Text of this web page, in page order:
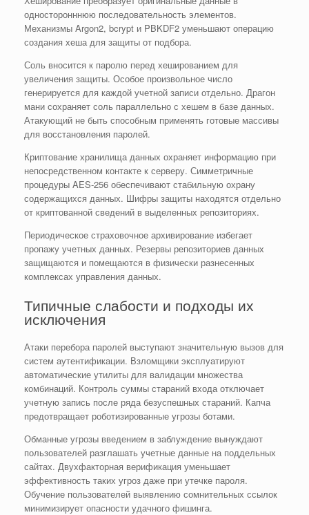
односторонннюю последовательность элементов.
Механизмы Argon2, bcrypt и PBKDF2 уменьшают операцию
создания хеша для защиты от подбора.
Соль вносится к паролю перед хешированием для
увеличения защиты. Особое произвольное число
генерируется для каждой учетной записи отдельно. Драгон
мани сохраняет соль параллельно с хешем в базе данных.
Атакующий не быть способным применять готовые массивы
для восстановления паролей.
Криптование хранилища данных охраняет информацию при
непосредственном контакте к серверу. Симметричные
процедуры AES-256 обеспечивают стабильную охрану
содержащихся данных. Шифры защиты находятся отдельно
от криптованной сведений в выделенных репозиториях.
Периодическое страховочное архивирование избегает
пропажу учетных данных. Резервы репозиториев данных
защищаются и помещаются в физически разнесенных
комплексах управления данных.
Типичные слабости и подходы их
исключения
Атаки перебора паролей выступают значительную вызов для
систем аутентификации. Взломщики эксплуатируют
автоматические утилиты для валидации множества
комбинаций. Контроль суммы стараний входа отключает
учетную запись после ряда безуспешных стараний. Капча
предотвращает роботизированные угрозы ботами.
Обманные угрозы введением в заблуждение вынуждают
пользователей разглашать учетные данные на поддельных
сайтах. Двухфакторная верификация уменьшает
эффективность таких угроз даже при утечке пароля.
Обучение пользователей выявлению сомнительных ссылок
минимизирует опасности удачного фишинга.